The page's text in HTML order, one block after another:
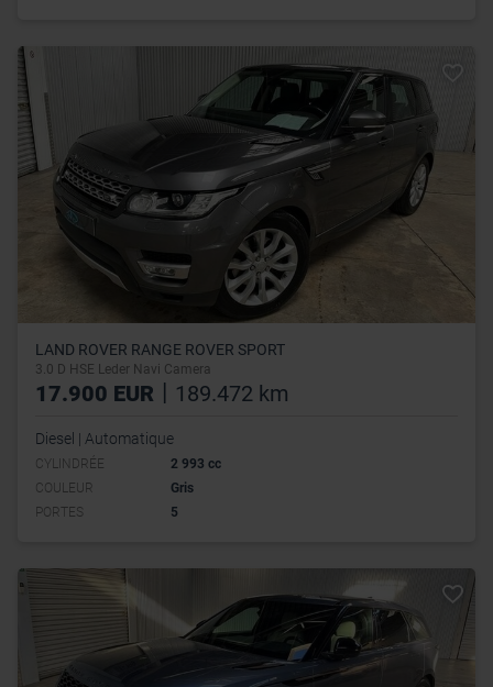
LAND ROVER RANGE ROVER SPORT
3.0 D HSE Leder Navi Camera
17.900 EUR | 189.472 km
Diesel | Automatique
CYLINDRÉE
2 993 cc
COULEUR
Gris
PORTES
5